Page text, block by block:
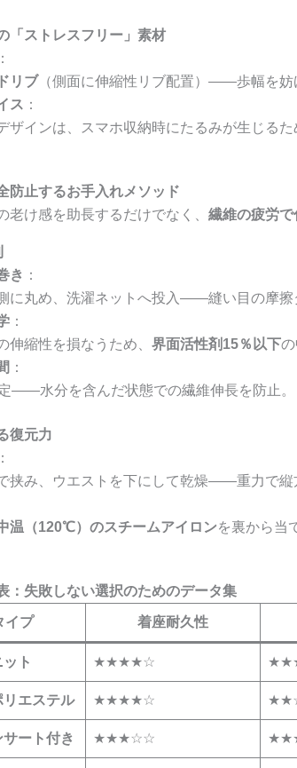
「ストレスフリー」素材
：
リブ（側面に伸縮性リブ配置）——歩幅を妨
ス ：
ザインは、スマホ収納時にたるみが生じるた
防止するお手入れメソッド
老け感を助長するだけでなく、 繊維の疲労
き ：
に丸め、洗濯ネットへ投入——縫い目の摩擦
：
伸縮性を損なうため、 界面活性剤15％以下の
：
——水分を含んだ状態での繊維伸長を防止。
復元力
挟み、ウエストを下にして乾燥——重力で縦
温（120℃）のスチームアイロンを裏から当
：失敗しない選択のためのデータ集
イプ 着座耐久性
ト ★★★★☆
エステル ★★★★☆
ート付き ★★★☆☆